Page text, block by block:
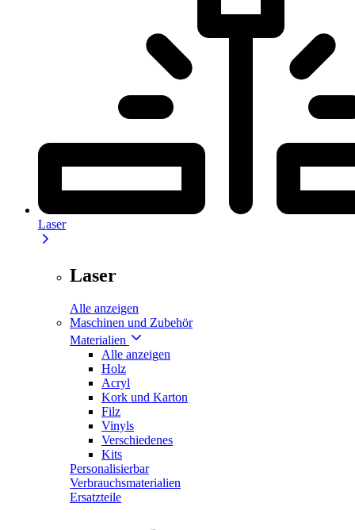
Laser
Laser
Alle anzeigen
Maschinen und Zubehör
Materialien
Alle anzeigen
Holz
Acryl
Kork und Karton
Filz
Vinyls
Verschiedenes
Kits
Personalisierbar
Verbrauchsmaterialien
Ersatzteile